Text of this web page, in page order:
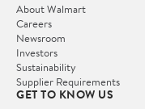
About Walmart
Careers
Newsroom
Investors
Sustainability
Supplier Requirements
GET TO KNOW US